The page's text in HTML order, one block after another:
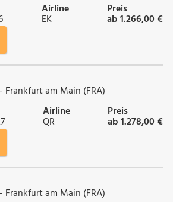
Airline
EK
Preis
ab 1.266,00 €
Frankfurt am Main (FRA)
Airline
QR
Preis
ab 1.278,00 €
Frankfurt am Main (FRA)